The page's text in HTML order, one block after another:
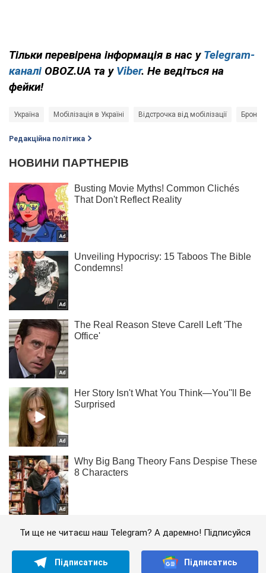
Тільки перевірена інформація в нас у Telegram-
каналі OBOZ.UA та у Viber. Не ведіться на
фейки!
Україна Мобілізація в Україні Відстрочка від мобілізації
Редакційна політика
Ти ще не читаєш наш Telegram? А даремно! Підписуйся
Підписатись Підписатись